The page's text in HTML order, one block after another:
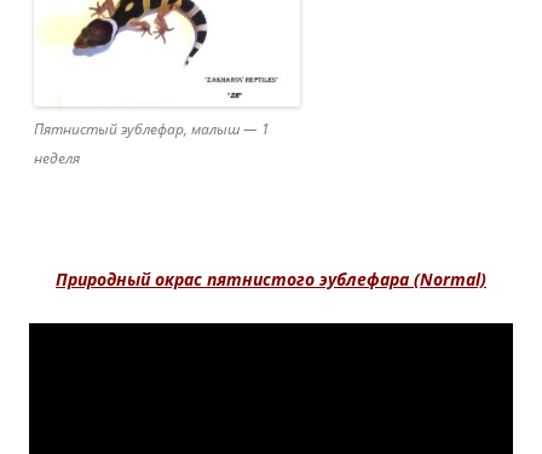
Пятнистый эублефар, малыш — 1
неделя
Природный окрас пятнистого эублефара (Normal)